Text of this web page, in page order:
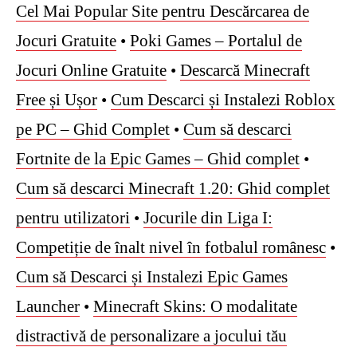
Cel Mai Popular Site pentru Descărcarea de
Jocuri Gratuite • Poki Games – Portalul de
Jocuri Online Gratuite • Descarcă Minecraft
Free și Ușor • Cum Descarci și Instalezi Roblox
pe PC – Ghid Complet • Cum să descarci
Fortnite de la Epic Games – Ghid complet •
Cum să descarci Minecraft 1.20: Ghid complet
pentru utilizatori • Jocurile din Liga I:
Competiție de înalt nivel în fotbalul românesc •
Cum să Descarci și Instalezi Epic Games
Launcher • Minecraft Skins: O modalitate
distractivă de personalizare a jocului tău